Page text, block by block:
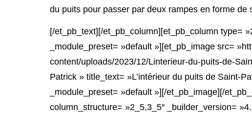
du puits pour passer par deux rampes en forme de
[/et_pb_text][/et_pb_column][et_pb_column type=
_module_preset= »default »][et_pb_image src=
content/uploads/2023/12/Linterieur-du-puits-de-
Patrick » title_text= »L’intérieur du puits de Saint-
_module_preset= »default »][/et_pb_image][/
column_structure= »2_5,3_5″ _builder_version=